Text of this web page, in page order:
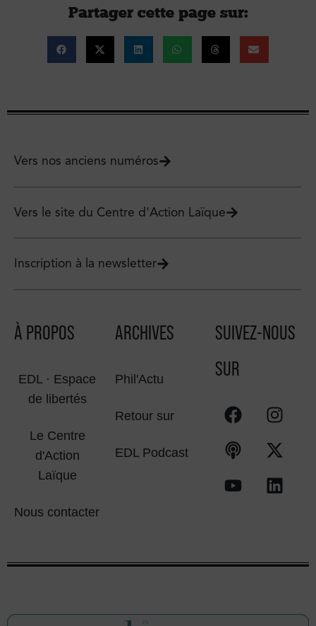
Partager cette page sur :
Vers nos anciens numéros
Vers le site du Centre d'Action Laïque
Inscription à la newsletter
À PROPOS
EDL · Espace
de libertés
Le Centre
d'Action
Laïque
Nous contacter
ARCHIVES
Phil'Actu
Retour sur
EDL Podcast
SUIVEZ-NOUS
SUR